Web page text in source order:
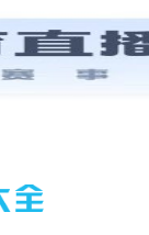
快速登记网站 修改